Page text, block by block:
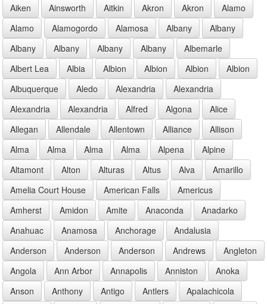
Aiken
Ainsworth Aitkin Akron Akron
Alamo
Alamo
Alamogordo Alamosa Albany
Albany
Albany
Albany Albany Albany
Albemarle
Albert Lea
Albia Albion Albion Albion
Albion
Albuquerque
Aledo Alexandria
Alexandria
Alexandria
Alexandria Alfred Algona
Alice
Allegan
Allendale Allentown Alliance
Allison
Alma
Alma Alma Alma Alpena
Alpine
Altamont
Alton Alturas Altus Alva
Amarillo
Amelia Court House
American Falls
Americus
Amherst
Amidon Amite Anaconda
Anadarko
Anahuac
Anamosa Anchorage
Andalusia
Anderson
Anderson Anderson Andrews
Angleton
Angola
Ann Arbor Annapolis Anniston
Anoka
Anson
Anthony Antigo Antlers
Apalachicola